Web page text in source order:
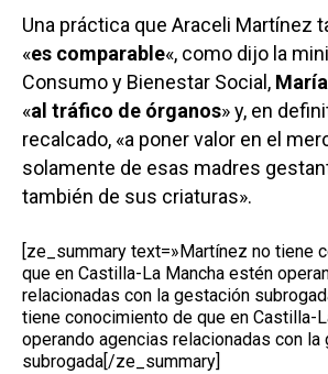
Una práctica que Araceli Martínez
«es comparable«, como dijo la
Consumo y Bienestar Social,
«al tráfico de órganos» y, en
recalcado, «a poner valor en el
solamente de esas madres
también de sus criaturas».
[ze_summary text=»Martínez no tiene
que en Castilla-La Mancha estén
relacionadas con la gestación
tiene conocimiento de que en Castilla-
operando agencias relacionadas con la
subrogada[/ze_summary]